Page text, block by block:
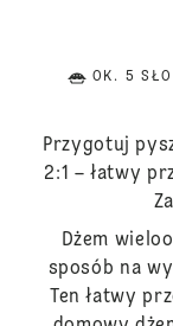
OK. 5
Przygotuj
2:1 – łatwy
Dżem
sposób na
Ten łatwy